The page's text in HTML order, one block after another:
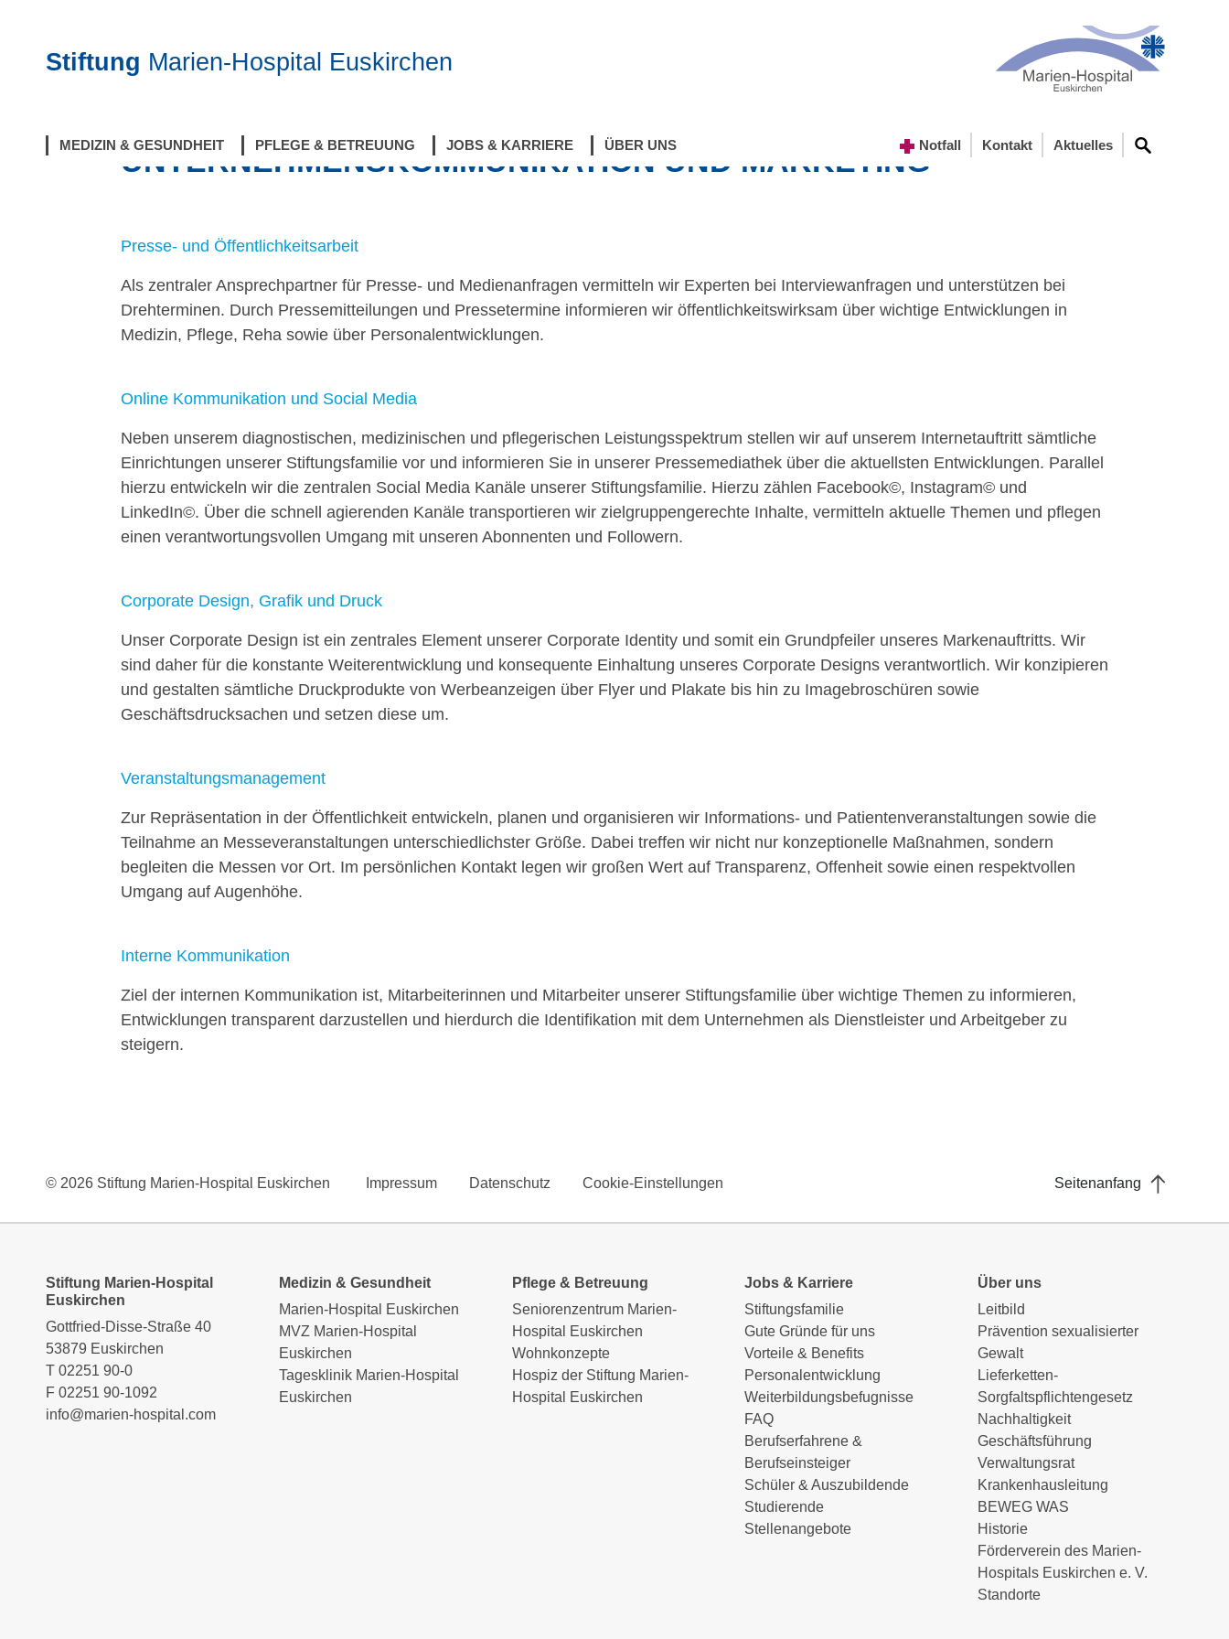
Stiftung Marien-Hospital Euskirchen
MEDIZIN & GESUNDHEIT PFLEGE & BETREUUNG JOBS & KARRIERE ÜBER UNS Notfall Kontakt Aktuelles
Home Aktuelles Unternehmenskommunikation und Marketing
UNTERNEHMENSKOMMUNI­KATION UND MARKETING
Presse- und Öffentlichkeitsarbeit
Als zentraler Ansprechpartner für Presse- und Medienanfragen vermitteln wir Experten bei Interviewanfragen und unterstützen bei
Drehterminen. Durch Pressemitteilungen und Pressetermine informieren wir öffentlichkeitswirksam über wichtige Entwicklungen in
Medizin, Pflege, Reha sowie über Personalentwicklungen.
Online Kommunikation und Social Media
Neben unserem diagnostischen, medizinischen und pflegerischen Leistungsspektrum stellen wir auf unserem Internetauftritt sämtliche
Einrichtungen unserer Stiftungsfamilie vor und informieren Sie in unserer Pressemediathek über die aktuellsten Entwicklungen. Parallel
hierzu entwickeln wir die zentralen Social Media Kanäle unserer Stiftungsfamilie. Hierzu zählen Facebook©, Instagram© und
LinkedIn©. Über die schnell agierenden Kanäle transportieren wir zielgruppengerechte Inhalte, vermitteln aktuelle Themen und pflegen
einen verantwortungsvollen Umgang mit unseren Abonnenten und Followern.
Corporate Design, Grafik und Druck
Unser Corporate Design ist ein zentrales Element unserer Corporate Identity und somit ein Grundpfeiler unseres Markenauftritts. Wir
sind daher für die konstante Weiterentwicklung und konsequente Einhaltung unseres Corporate Designs verantwortlich. Wir konzipieren
und gestalten sämtliche Druckprodukte von Werbeanzeigen über Flyer und Plakate bis hin zu Imagebroschüren sowie
Geschäftsdrucksachen und setzen diese um.
Veranstaltungsmanagement
Zur Repräsentation in der Öffentlichkeit entwickeln, planen und organisieren wir Informations- und Patientenveranstaltungen sowie die
Teilnahme an Messeveranstaltungen unterschiedlichster Größe. Dabei treffen wir nicht nur konzeptionelle Maßnahmen, sondern
begleiten die Messen vor Ort. Im persönlichen Kontakt legen wir großen Wert auf Transparenz, Offenheit sowie einen respektvollen
Umgang auf Augenhöhe.
Interne Kommunikation
Ziel der internen Kommunikation ist, Mitarbeiterinnen und Mitarbeiter unserer Stiftungsfamilie über wichtige Themen zu informieren,
Entwicklungen transparent darzustellen und hierdurch die Identifikation mit dem Unternehmen als Dienstleister und Arbeitgeber zu
steigern.
© 2026 Stiftung Marien-Hospital Euskirchen Impressum Datenschutz Cookie-Einstellungen Seitenanfang
Stiftung Marien-Hospital
Euskirchen
Gottfried-Disse-Straße 40
53879 Euskirchen
T 02251 90-0
F 02251 90-1092
info@marien-hospital.com
Medizin & Gesundheit
Marien-Hospital Euskirchen
MVZ Marien-Hospital
Euskirchen
Tagesklinik Marien-Hospital
Euskirchen
Pflege & Betreuung
Seniorenzentrum Marien-
Hospital Euskirchen
Wohnkonzepte
Hospiz der Stiftung Marien-
Hospital Euskirchen
Jobs & Karriere
Stiftungsfamilie
Gute Gründe für uns
Vorteile & Benefits
Personalentwicklung
Weiterbildungsbefugnisse
FAQ
Berufserfahrene &
Berufseinsteiger
Schüler & Auszubildende
Studierende
Stellenangebote
Über uns
Leitbild
Prävention sexualisierter
Gewalt
Lieferketten-
Sorgfaltspflichtengesetz
Nachhaltigkeit
Geschäftsführung
Verwaltungsrat
Krankenhausleitung
BEWEG WAS
Historie
Förderverein des Marien-
Hospitals Euskirchen e. V.
Standorte